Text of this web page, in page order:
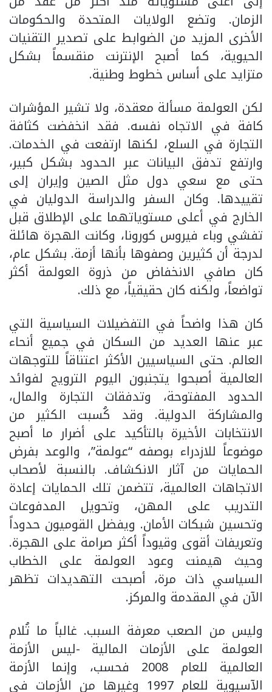
الزمان. وتضع الولايات المتحدة والحكومات
الأخرى المزيد من الضوابط على تصدير التقنيات
الحيوية، كما أصبح الإنترنت منقسماً بشكل
متزايد على أساس خطوط وطنية.
لكن العولمة مسألة معقدة، ولا تشير المؤشرات
كافة في الاتجاه نفسه. فقد انخفضت كثافة
التجارة في السلع، لكنها ارتفعت في الخدمات.
وارتفع تدفق البيانات عبر الحدود بشكل كبير،
حتى مع سعي دول مثل الصين وإيران إلى
تقييدها. وكان السفر والدراسة الدوليان في
الخارج في أعلى مستوياتهما على الإطلاق قبل
تفشي وباء فيروس كورونا، وكانت الهجرة هائلة
لدرجة أن كثيرين وصفوها بأنها أزمة. بشكل عام،
كان صافي الانخفاض من ذروة العولمة أكثر
تواضعاً، ولكنه كان حقيقياً، مع ذلك.
كان هذا واضحاً في التفضيلات السياسية التي
عبر عنها العديد من السكان في جميع أنحاء
العالم. حتى السياسيين الأكثر اعتناقاً للتوجهات
العالمية أصبحوا يتجنبون اليوم الترويج لفوائد
الحدود المفتوحة، وتدفقات التجارة والمال،
والمشاركة الدولية. وقد كُسبت الكثير من
الانتخابات الأخيرة بالتأكيد على أضرار ما أصبح
موضوعاً للازدراء بوصفه “عولمة”، والوعد بفرض
الحمايات من آثار الانكشاف. بالنسبة لأصحاب
الاتجاهات العالمية، تتضمن تلك الحمايات إعادة
التدريب على المهن، وتحويل المدفوعات
وتحسين شبكات الأمان. ويفضل القوميون حدوداً
وتعريفات أقوى وقيوداً أكثر صرامة على الهجرة.
وحيث هيمنت وعود العولمة على الخطاب
السياسي ذات مرة، أصبحت التهديدات تظهر
الآن في المقدمة والمركز.
وليس من الصعب معرفة السبب. غالباً ما تُلام
العولمة على الأزمات المالية -ليس الأزمة
العالمية للعام 2008 فحسب، وإنما الأزمة
الآسيوية للعام 1997 وغيرها من الأزمات في